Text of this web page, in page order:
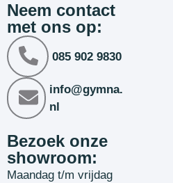
Neem contact
met ons op:
085 902 9830
info@gymna.
nl
Bezoek onze
showroom:
Maandag t/m vrijdag